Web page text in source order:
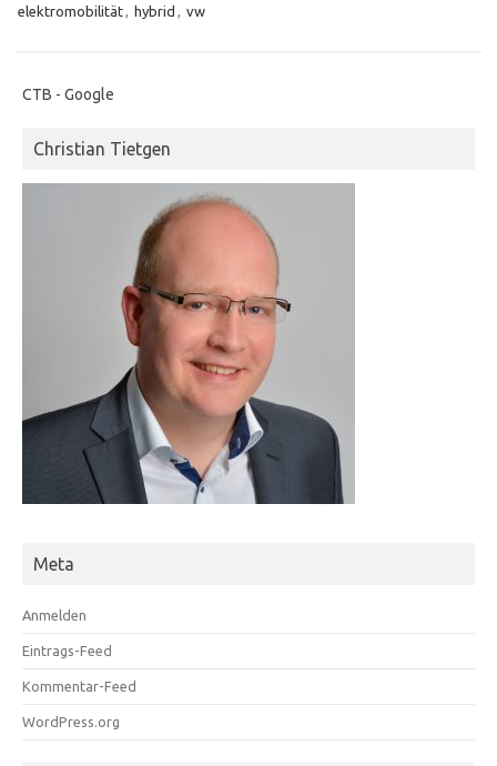
elektromobilität
hybrid vw
CTB - Google
Christian Tietgen
Meta
Anmelden
Eintrags-Feed
Kommentar-Feed
WordPress.org